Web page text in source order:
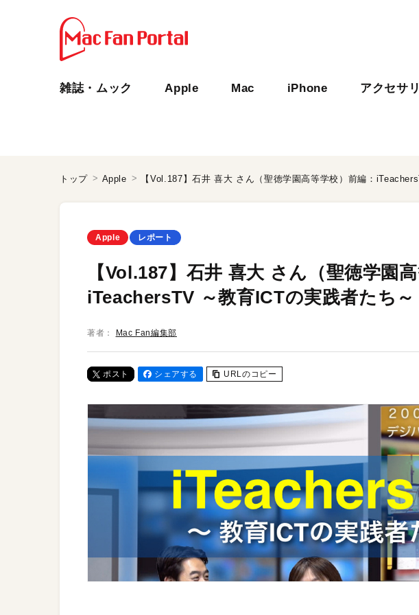
雑誌・ムック Apple Mac iPhone アクセサリ
トップ Apple
Apple レポート
【Vol.187】石井 喜大 さん（聖徳学園
iTeachersTV ～教育ICTの実践者たち～
著者： Mac Fan編集部
ポスト シェアする URLのコピー